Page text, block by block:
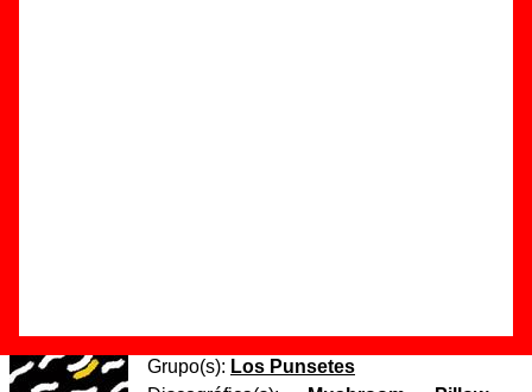
“¡Viva!” (LP de vinilo de 12’’)
Grupo(s): Los Punsetes